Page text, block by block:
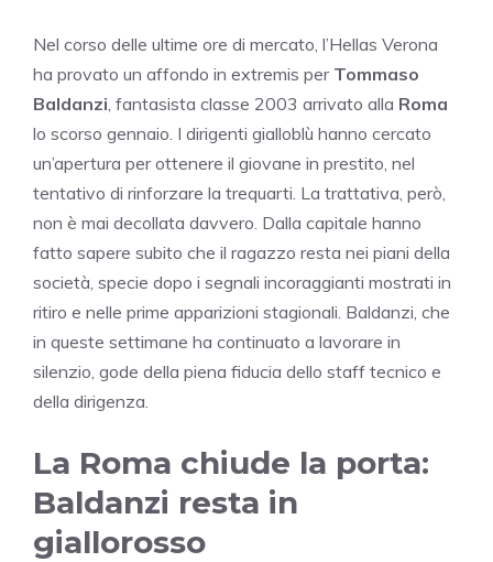
Nel corso delle ultime ore di mercato, l’Hellas Verona
ha provato un affondo in extremis per Tommaso
Baldanzi , fantasista classe 2003 arrivato alla Roma
lo scorso gennaio. I dirigenti gialloblù hanno cercato
un’apertura per ottenere il giovane in prestito, nel
tentativo di rinforzare la trequarti. La trattativa, però,
non è mai decollata davvero. Dalla capitale hanno
fatto sapere subito che il ragazzo resta nei piani della
società, specie dopo i segnali incoraggianti mostrati in
ritiro e nelle prime apparizioni stagionali. Baldanzi, che
in queste settimane ha continuato a lavorare in
silenzio, gode della piena fiducia dello staff tecnico e
della dirigenza.
La Roma chiude la porta:
Baldanzi resta in
giallorosso